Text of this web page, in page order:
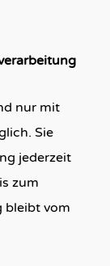
nur mit
Sie
jederzeit
zum
bleibt vom